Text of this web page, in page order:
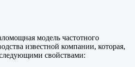
модель частотного
известной компании, которая,
свойствами: